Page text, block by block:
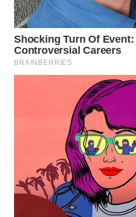
WN
MANDALIKA
WN
LIKUPANG
Wahana
Media
Group